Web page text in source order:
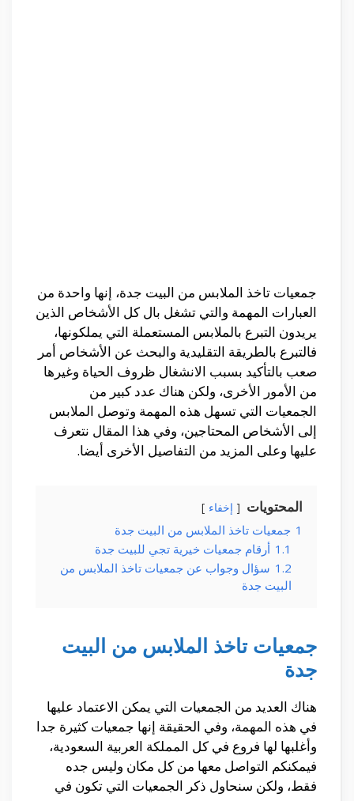
جمعيات تاخذ الملابس من البيت جدة، إنها واحدة من
العبارات المهمة والتي تشغل بال كل الأشخاص الذين
يريدون التبرع بالملابس المستعملة التي يملكونها،
فالتبرع بالطريقة التقليدية والبحث عن الأشخاص أمر
صعب بالتأكيد بسبب الانشغال ظروف الحياة وغيرها
من الأمور الأخرى، ولكن هناك عدد كبير من
الجمعيات التي تسهل هذه المهمة وتوصل الملابس
إلى الأشخاص المحتاجين، وفي هذا المقال نتعرف
عليها وعلى المزيد من التفاصيل الأخرى أيضا.
المحتويات إخفاء
1 جمعيات تاخذ الملابس من البيت جدة
1.1 أرقام جمعيات خيرية تجي للبيت جدة
1.2 سؤال وجواب عن جمعيات تاخذ الملابس من
البيت جدة
جمعيات تاخذ الملابس من البيت
جدة
هناك العديد من الجمعيات التي يمكن الاعتماد عليها
في هذه المهمة، وفي الحقيقة إنها جمعيات كثيرة جدا
وأغلبها لها فروع في كل المملكة العربية السعودية،
فيمكنكم التواصل معها من كل مكان وليس جده
فقط، ولكن سنحاول ذكر الجمعيات التي تكون في